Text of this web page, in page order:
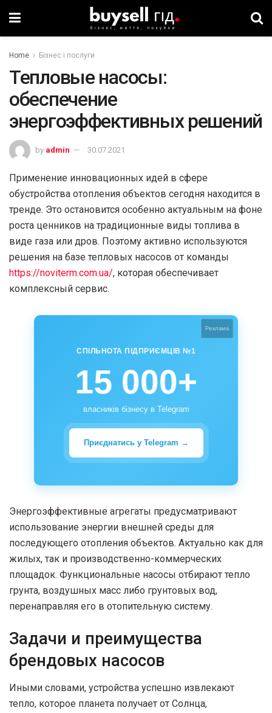
Home Бізнес і послуги
Тепловые насосы:
обеспечение
энергоэффективных решений
by admin 30.07.2021
Применение инновационных идей в сфере
обустройства отопления объектов сегодня находится в
тренде. Это остановится особенно актуальным на фоне
роста ценников на традиционные виды топлива в
виде газа или дров. Поэтому активно используются
решения на базе тепловых насосов от команды
https://noviterm.com.ua/, которая обеспечивает
комплексный сервис.
Реклама
СПІЛЬНОТА ПІДПРИЄМЦІВ №1
15 000+
власників бізнесу в Telegram
Приєднатись у Telegram →
Энергоэффективные агрегаты предусматривают
использование энергии внешней среды для
последующего отопления объектов. Актуально как для
жилых, так и производственно-коммерческих
площадок. Функциональные насосы отбирают тепло
грунта, воздушных масс либо грунтовых вод,
перенаправляя его в отопительную систему.
Задачи и преимущества
брендовых насосов
Иными словами, устройства успешно извлекают
тепло, которое планета получает от Солнца,